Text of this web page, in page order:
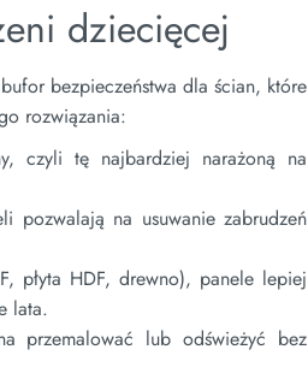
dziecięcej
bezpieczeństwa dla ścian, które
rozwiązania:
czyli tę najbardziej narażoną na
pozwalają na usuwanie zabrudzeń
płyta HDF, drewno), panele lepiej
lata.
przemalować lub odświeżyć bez